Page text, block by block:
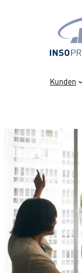
Kunden